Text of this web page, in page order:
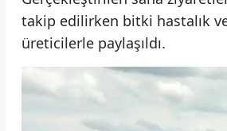
takip edilirken bitki hastalık
üreticilerle paylaşıldı.